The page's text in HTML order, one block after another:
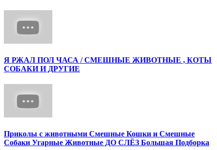
Я РЖАЛ ПОЛ ЧАСА / СМЕШНЫЕ ЖИВОТНЫЕ , КОТЫ
СОБАКИ И ДРУГИЕ
Приколы с животными Смешные Кошки и Смешные
Собаки Угарные Животные ДО СЛЁЗ Большая Подборка